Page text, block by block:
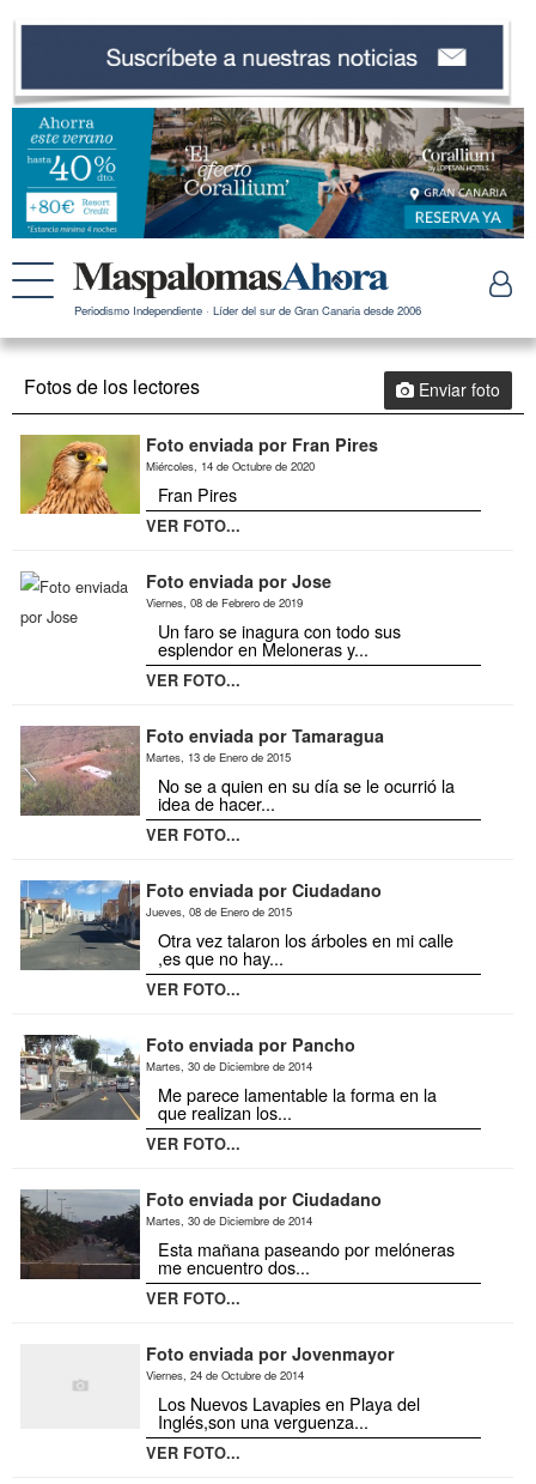
Periodismo Independiente · Líder del sur de Gran Canaria desde 2006
Fotos de los lectores Enviar foto
Foto enviada por Fran Pires
Miércoles, 14 de Octubre de 2020
Fran Pires
VER FOTO...
Foto enviada por Jose
Viernes, 08 de Febrero de 2019
Un faro se inagura con todo sus
esplendor en Meloneras y...
VER FOTO...
Foto enviada por Tamaragua
Martes, 13 de Enero de 2015
No se a quien en su día se le ocurrió la
idea de hacer...
VER FOTO...
Foto enviada por Ciudadano
Jueves, 08 de Enero de 2015
Otra vez talaron los árboles en mi calle
,es que no hay...
VER FOTO...
Foto enviada por Pancho
Martes, 30 de Diciembre de 2014
Me parece lamentable la forma en la
que realizan los...
VER FOTO...
Foto enviada por Ciudadano
Martes, 30 de Diciembre de 2014
Esta mañana paseando por melóneras
me encuentro dos...
VER FOTO...
Foto enviada por Jovenmayor
Viernes, 24 de Octubre de 2014
Los Nuevos Lavapies en Playa del
Inglés,son una verguenza...
VER FOTO...